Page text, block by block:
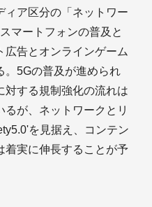
ィア区分の「ネットワー
マートフォンの普及と
広告とオンラインゲーム
。5Gの普及が進められ
対する規制強化の流れは
が、ネットワークとリ
を見据え、コンテン
着実に伸長することが予